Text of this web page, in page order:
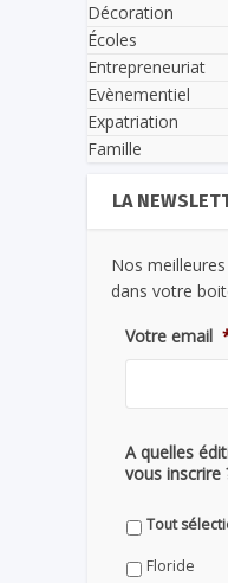
Décoration
Écoles
Entrepreneuriat
Evènementiel
Expatriation
Famille
LA
Nos
dans votre
Votre email
A quelles
vous inscrire
Tout
Floride